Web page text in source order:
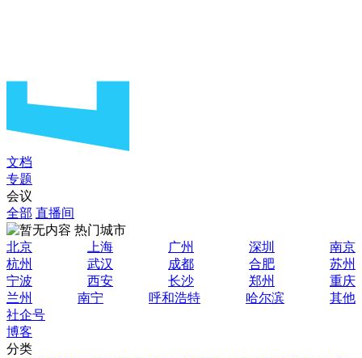
文档
专题
会议
全部 直播间
热门城市
北京
上海 广州 深圳
南京
杭州
武汉 成都 合肥
苏州
宁波
西安 长沙 郑州
重庆
兰州
南宁 呼和浩特 哈尔滨
其他
社企号
博客
分类